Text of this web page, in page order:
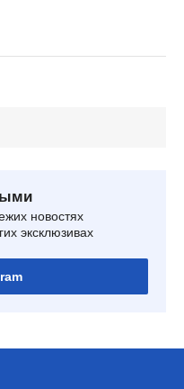
новостях
эксклюзивах